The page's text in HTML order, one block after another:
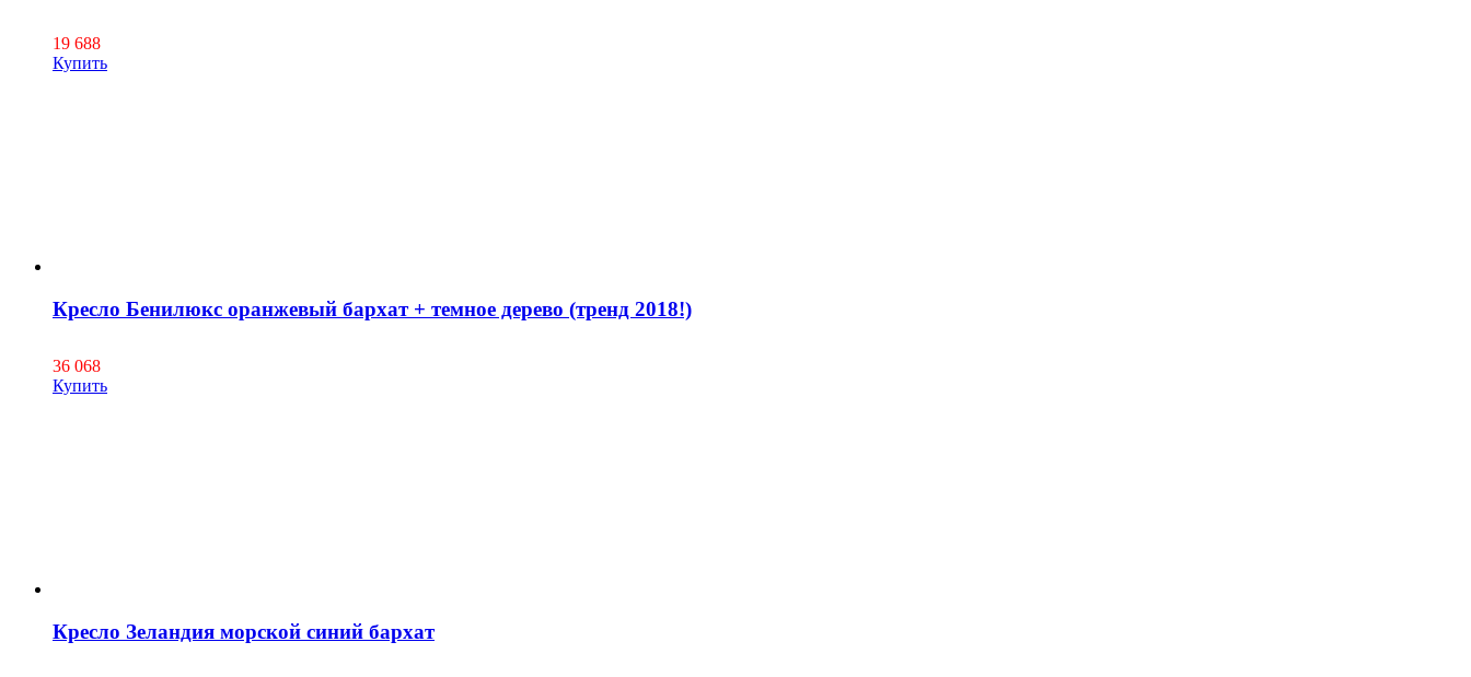
19 688
Купить
Кресло Бенилюкс оранжевый бархат + темное дерево (тренд 2018!)
36 068
Купить
Кресло Зеландия морской синий бархат